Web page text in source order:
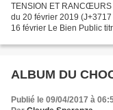
TENSION ET RANCŒURS
du 20 février 2019
16 février Le Bien Public
ALBUM DU
Publié le 09/04/2017 à